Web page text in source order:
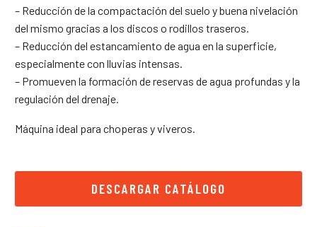
– Reducción de la compactación del suelo y buena nivelación
del mismo gracias a los discos o rodillos traseros.
– Reducción del estancamiento de agua en la superficie,
especialmente con lluvias intensas.
– Promueven la formación de reservas de agua profundas y la
regulación del drenaje.
Máquina ideal para choperas y viveros.
DESCARGAR CATÁLOGO